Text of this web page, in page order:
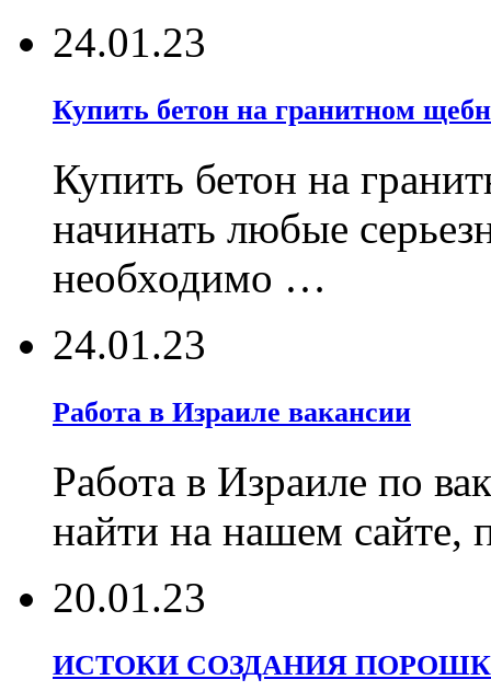
24.01.23
Купить бетон на гранитном
Купить бетон на
начинать любые
необходимо …
24.01.23
Работа в Израиле вакансии
Работа в Израиле по
найти на нашем сайте,
20.01.23
ИСТОКИ СОЗДАНИЯ